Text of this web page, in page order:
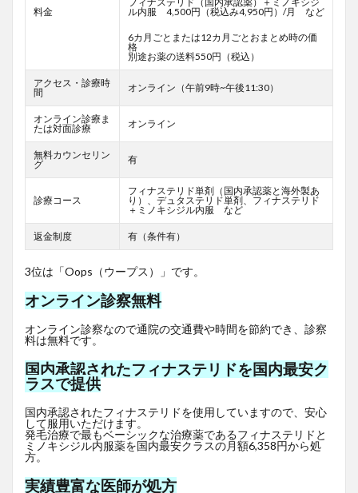
料金
ル内服 4,500円（税込み4,950円）/月 など
6カ月ごとまたは12カ月ごとおまとめ時の価
格
別途お薬の送料550円（税込）
アクセス・診療時
間
オンライン（午前9時~午後11:30）
オンライン診療ま
たは対面診療
オンライン
無料カウンセリン
グ
有
診療コース
フィナステリド単剤（国内承認薬と海外製あ
り）、デュタステリド単剤、フィナステリド
＋ミノキシジル内服 など
返金制度 有（条件有）
3位は「Oops（ウープス）」です。
オンライン診察無料
オンライン診察なので通院の交通費や時間を節約でき、診察
料は無料です。
国内承認されたフィナステリドを国内最安ク
ラスで提供
国内承認されたフィナステリドを使用していますので、安心
して服用いただけます。
発毛治療で最もベーシックな治療薬であるフィナステリドと
ミノキシジル内服薬を国内最安クラスの月額6,358円から処
方。
実績豊富な医師が処方